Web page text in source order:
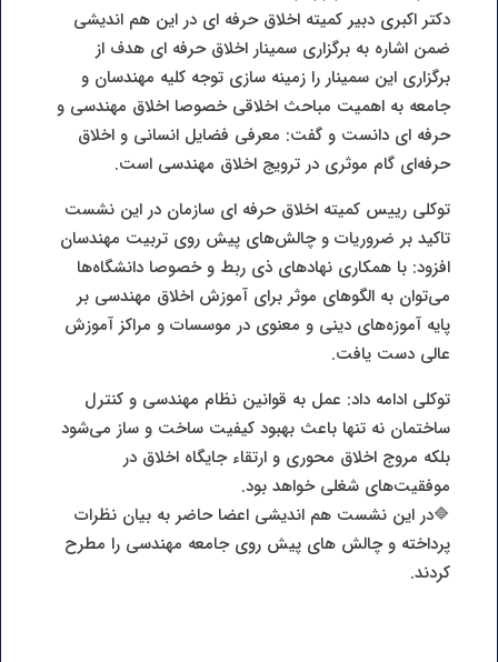
دکتر اکبری دبیر کمیته اخلاق حرفه ای در این هم اندیشی
ضمن اشاره به برگزاری سمینار اخلاق حرفه ای هدف از
برگزاری این سمینار را زمینه سازی توجه کلیه مهندسان و
جامعه به اهمیت مباحث اخلاقی خصوصا اخلاق مهندسی و
حرفه ای دانست و گفت:‌ معرفی فضایل انسانی و اخلاق
حرفه‌ای گام موثری در ترویج اخلاق مهندسی است.
توکلی رییس کمیته اخلاق حرفه ای سازمان در این نشست
تاکید بر ضروریات و چالش‌های پیش روی تربیت مهندسان
افزود: با همکاری نهادهای ذی ربط و خصوصا دانشگاه‌ها
می‌توان به الگوهای موثر برای آموزش اخلاق مهندسی بر
پایه آموزه‌های دینی و معنوی در موسسات و مراکز آموزش
عالی دست یافت.
توکلی ادامه داد: عمل به قوانین نظام مهندسی و کنترل
ساختمان نه تنها باعث بهبود کیفیت ساخت و ساز می‌شود
بلکه مروج اخلاق محوری و ارتقاء جایگاه اخلاق در
موفقیت‌های شغلی خواهد بود.
🔷در این نشست هم اندیشی اعضا حاضر به بیان نظرات
پرداخته و چالش های پیش روی جامعه مهندسی را مطرح
کردند.